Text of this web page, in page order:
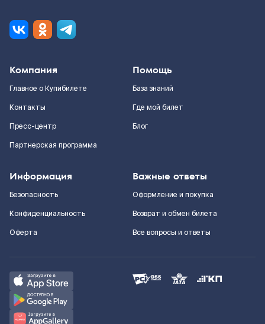
Компания
Главное о Купибилете
Контакты
Пресс-центр
Партнерская программа
Помощь
База знаний
Где мой билет
Блог
Информация
Безопасность
Конфиденциальность
Оферта
Важные ответы
Оформление и покупка
Возврат и обмен билета
Все вопросы и ответы